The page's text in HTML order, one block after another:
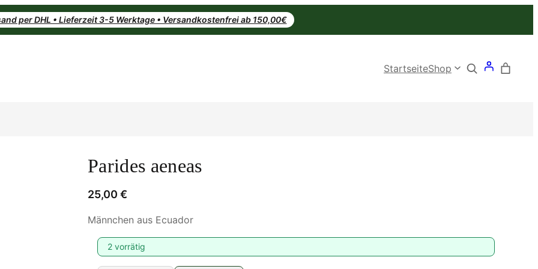
per DHL • Lieferzeit 3-5 Werktage • Versandkostenfrei ab 150,00€
StartseiteShop Search
Parides aeneas
25,00 €
Männchen aus Ecuador
2 vorrätig